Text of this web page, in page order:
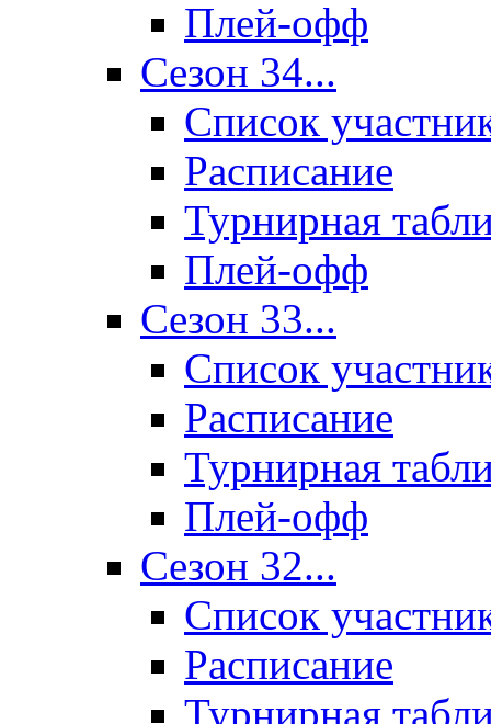
Плей-офф
Сезон 34...
Список
Расписание
Турнирная
Плей-офф
Сезон 33...
Список
Расписание
Турнирная
Плей-офф
Сезон 32...
Список
Расписание
Турнирная